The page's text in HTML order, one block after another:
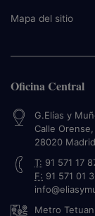
Mapa del sitio
Oficina Central
G.Elías y
Calle
28020 Madrid
T: 91 571 17
F: 91 571 01
Metro Tetuan